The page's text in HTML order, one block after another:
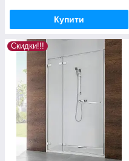
Купити
Скидки!!!